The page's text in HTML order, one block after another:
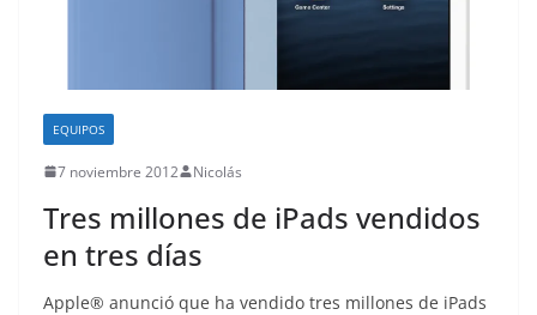
EQUIPOS
7 noviembre 2012 Nicolás
Tres millones de iPads vendidos
en tres días
Apple® anunció que ha vendido tres millones de iPads